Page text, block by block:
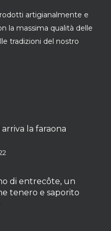
artigianalmente e
la massima qualità delle
tradizioni del nostro
la faraona
di entrecôte, un
tenero e saporito